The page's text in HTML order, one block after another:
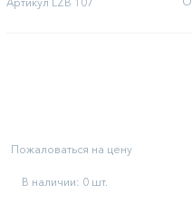
Пожаловаться на цену
В наличии: 0 шт.